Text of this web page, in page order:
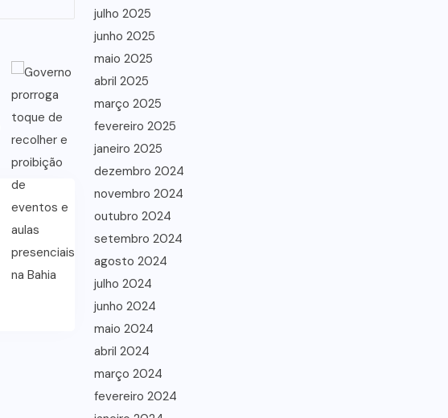
julho 2025
junho 2025
maio 2025
abril 2025
março 2025
fevereiro 2025
janeiro 2025
dezembro 2024
novembro 2024
outubro 2024
setembro 2024
agosto 2024
julho 2024
junho 2024
maio 2024
abril 2024
março 2024
fevereiro 2024